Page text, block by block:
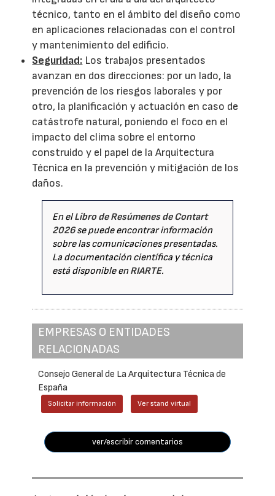
técnico, tanto en el ámbito del diseño como
en aplicaciones relacionadas con el control
y mantenimiento del edificio.
Seguridad: Los trabajos presentados
avanzan en dos direcciones: por un lado, la
prevención de los riesgos laborales y por
otro, la planificación y actuación en caso de
catástrofe natural, poniendo el foco en el
impacto del clima sobre el entorno
construido y el papel de la Arquitectura
Técnica en la prevención y mitigación de los
daños.
En elLibro de Resúmenes de Contart
2026se puede encontrar información
sobre las comunicaciones presentadas.
La documentación científica y técnica
está disponible enRIARTE.
EMPRESAS O ENTIDADES
RELACIONADAS
Consejo General de La Arquitectura Técnica de
España
Solicitar información Ver stand virtual
ver/escribir comentarios